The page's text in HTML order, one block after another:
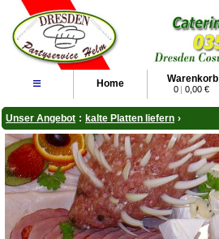
≡ Home Warenkorb
0 | 0,00 €
Unser Angebot : kalte Platten liefern ›